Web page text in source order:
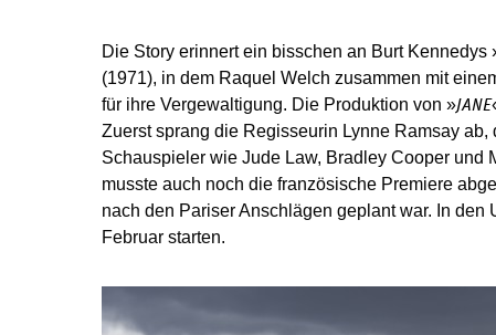
Die Story erinnert ein bisschen an Burt Kennedys
(1971), in dem Raquel Welch zusammen mit
für ihre Vergewaltigung. Die Produktion von »JANE
Zuerst sprang die Regisseurin Lynne Ramsay
Schauspieler wie Jude Law, Bradley Cooper und
musste auch noch die französische Premiere
nach den Pariser Anschlägen geplant war. In den
Februar starten.